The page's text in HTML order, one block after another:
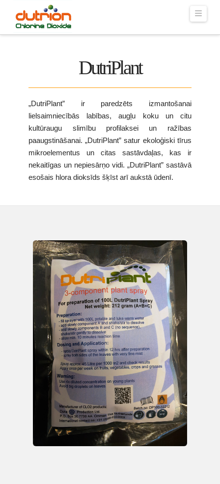
DutriPlant
„DutriPlant” ir paredzēts izmantošanai
lielsaimniecībās labības, augļu koku un citu
kultūraugu slimību profilaksei un ražības
paaugstināšanai. „DutriPlant” satur ekoloģiski tīrus
mikroelementus un citas sastāvdaļas, kas ir
nekaitīgas un nepiesārņo vidi. „DutriPlant” sastāvā
esošais hlora dioksīds šķīst arī aukstā ūdenī.